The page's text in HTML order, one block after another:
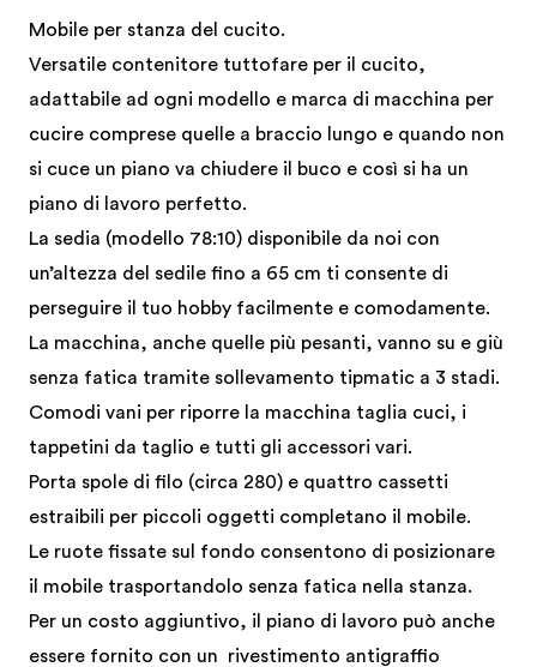
Mobile per stanza del cucito.
Versatile contenitore tuttofare per il cucito,
adattabile ad ogni modello e marca di macchina per
cucire comprese quelle a braccio lungo e quando non
si cuce un piano va chiudere il buco e così si ha un
piano di lavoro perfetto.
La sedia (modello 78:10) disponibile da noi con
un’altezza del sedile fino a 65 cm ti consente di
perseguire il tuo hobby facilmente e comodamente.
La macchina, anche quelle più pesanti, vanno su e giù
senza fatica tramite sollevamento tipmatic a 3 stadi.
Comodi vani per riporre la macchina taglia cuci, i
tappetini da taglio e tutti gli accessori vari.
Porta spole di filo (circa 280) e quattro cassetti
estraibili per piccoli oggetti completano il mobile.
Le ruote fissate sul fondo consentono di posizionare
il mobile trasportandolo senza fatica nella stanza.
Per un costo aggiuntivo, il piano di lavoro può anche
essere fornito con un rivestimento antigraffio